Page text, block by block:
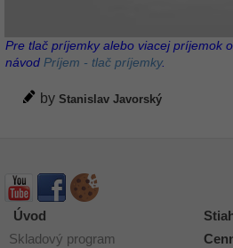
Pre tlač príjemky alebo viacej príjemok
návodPríjem - tlač príjemky.
by Stanislav Javorský
Úvod
Skladový program